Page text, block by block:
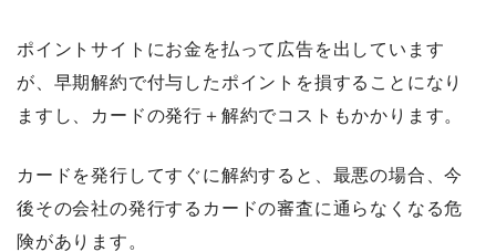
ポイントサイトにお金を払って広告を出しています
が、早期解約で付与したポイントを損することになり
ますし、カードの発行＋解約でコストもかかります。
カードを発行してすぐに解約すると、最悪の場合、今
後その会社の発行するカードの審査に通らなくなる危
険があります。